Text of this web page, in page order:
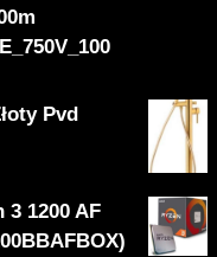
Pvd
3 1200 AF